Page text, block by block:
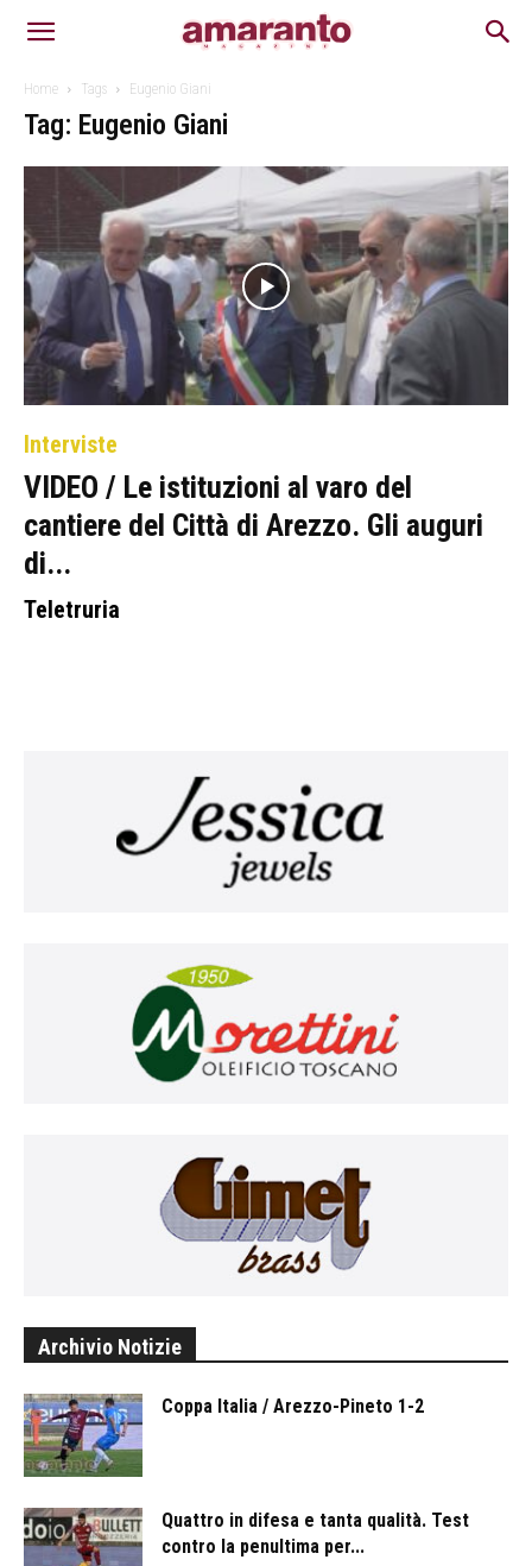
Home Tags Eugenio Giani
Tag: Eugenio Giani
Interviste
VIDEO / Le istituzioni al varo del
cantiere del Città di Arezzo. Gli auguri
di...
Teletruria
Archivio Notizie
Coppa Italia / Arezzo-Pineto 1-2
Quattro in difesa e tanta qualità. Test
contro la penultima per...